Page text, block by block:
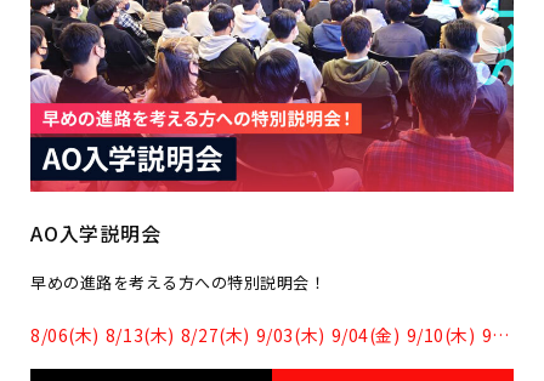
AO入学説明会
早めの進路を考える方への特別説明会！
8/06(木) 8/13(木) 8/27(木) 9/03(木) 9/04(金) 9/10(木) 9/17(木)